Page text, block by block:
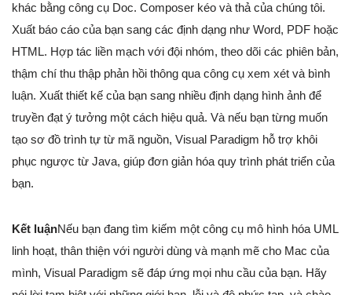
khác bằng công cụ Doc. Composer kéo và thả của chúng tôi.
Xuất báo cáo của bạn sang các định dạng như Word, PDF hoặc
HTML. Hợp tác liền mạch với đội nhóm, theo dõi các phiên bản,
thậm chí thu thập phản hồi thông qua công cụ xem xét và bình
luận. Xuất thiết kế của bạn sang nhiều định dạng hình ảnh để
truyền đạt ý tưởng một cách hiệu quả. Và nếu bạn từng muốn
tạo sơ đồ trình tự từ mã nguồn, Visual Paradigm hỗ trợ khôi
phục ngược từ Java, giúp đơn giản hóa quy trình phát triển của
bạn.
Kết luậnNếu bạn đang tìm kiếm một công cụ mô hình hóa UML
linh hoạt, thân thiện với người dùng và mạnh mẽ cho Mac của
mình, Visual Paradigm sẽ đáp ứng mọi nhu cầu của bạn. Hãy